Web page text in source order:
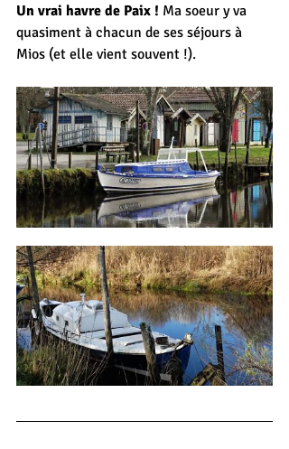
Un vrai havre de Paix ! Ma soeur y va
quasiment à chacun de ses séjours à
Mios (et elle vient souvent !).